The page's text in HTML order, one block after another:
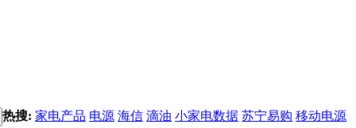
热搜: 家电产品 电源 海信 滴油 小家电数据 苏宁易购 移动电源